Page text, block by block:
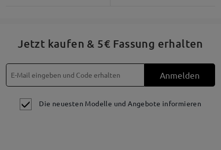
Jetzt kaufen & 5€ Fassung erhalten
Anmelden
Die neuesten Modelle und Angebote informieren